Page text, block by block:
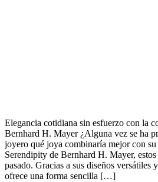
Elegancia cotidiana sin esfuerzo con la
Bernhard H. Mayer ¿Alguna vez se ha
joyero qué joya combinaría mejor con
Serendipity de Bernhard H. Mayer, estos
pasado. Gracias a sus diseños versátiles
ofrece una forma sencilla […]